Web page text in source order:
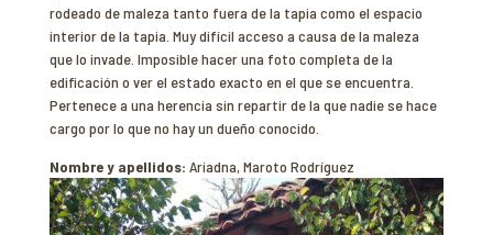
rodeado de maleza tanto fuera de la tapia como el espacio
interior de la tapia. Muy difícil acceso a causa de la maleza
que lo invade. Imposible hacer una foto completa de la
edificación o ver el estado exacto en el que se encuentra.
Pertenece a una herencia sin repartir de la que nadie se hace
cargo por lo que no hay un dueño conocido.
Nombre y apellidos: Ariadna, Maroto Rodríguez